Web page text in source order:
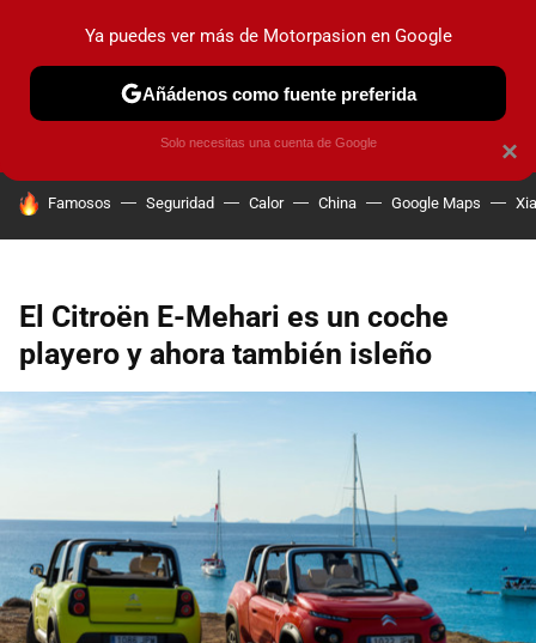
PRUEBAS COCHES ELÉCTRICOS OBSERVATORIO
HOY SE HABLA DE
Famosos Seguridad Calor China Google Maps
El Citroën E-Mehari es un coche
playero y ahora también isleño
×
Ya puedes ver más de Motorpasion en Google
Añádenos como fuente preferida
Solo necesitas una cuenta de Google